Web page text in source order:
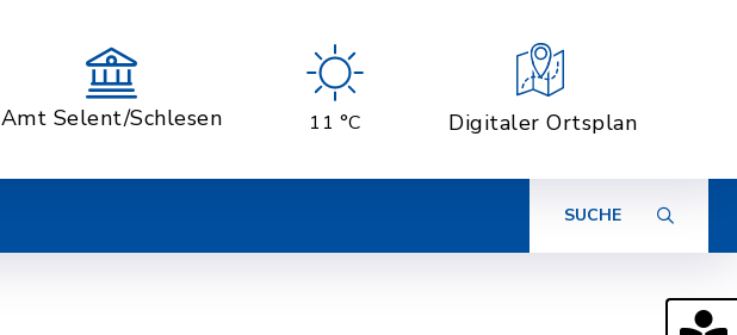
Amt Selent/Schlesen 11 °C Digitaler Ortsplan
SUCHE